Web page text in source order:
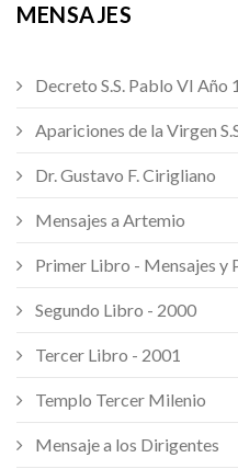
MENSAJES
Decreto S.S. Pablo VI Año
Apariciones de la Virgen
Dr. Gustavo F. Cirigliano
Mensajes a Artemio
Primer Libro - Mensajes y
Segundo Libro - 2000
Tercer Libro - 2001
Templo Tercer Milenio
Mensaje a los Dirigentes